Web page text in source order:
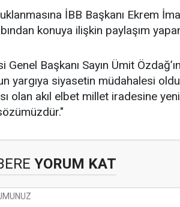
İBB Başkanı Ekrem
konuya ilişkin paylaşım
Başkanı Sayın Ümit
yargıya siyasetin müdahalesi
olan akıl elbet millet iradesine
YORUM KAT